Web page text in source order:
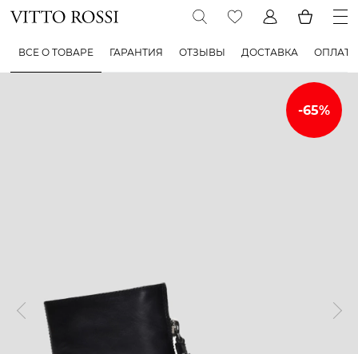
ВСЕ О ТОВАРЕ ГАРАНТИЯ ОТЗЫВЫ ДОСТАВКА ОПЛАТА